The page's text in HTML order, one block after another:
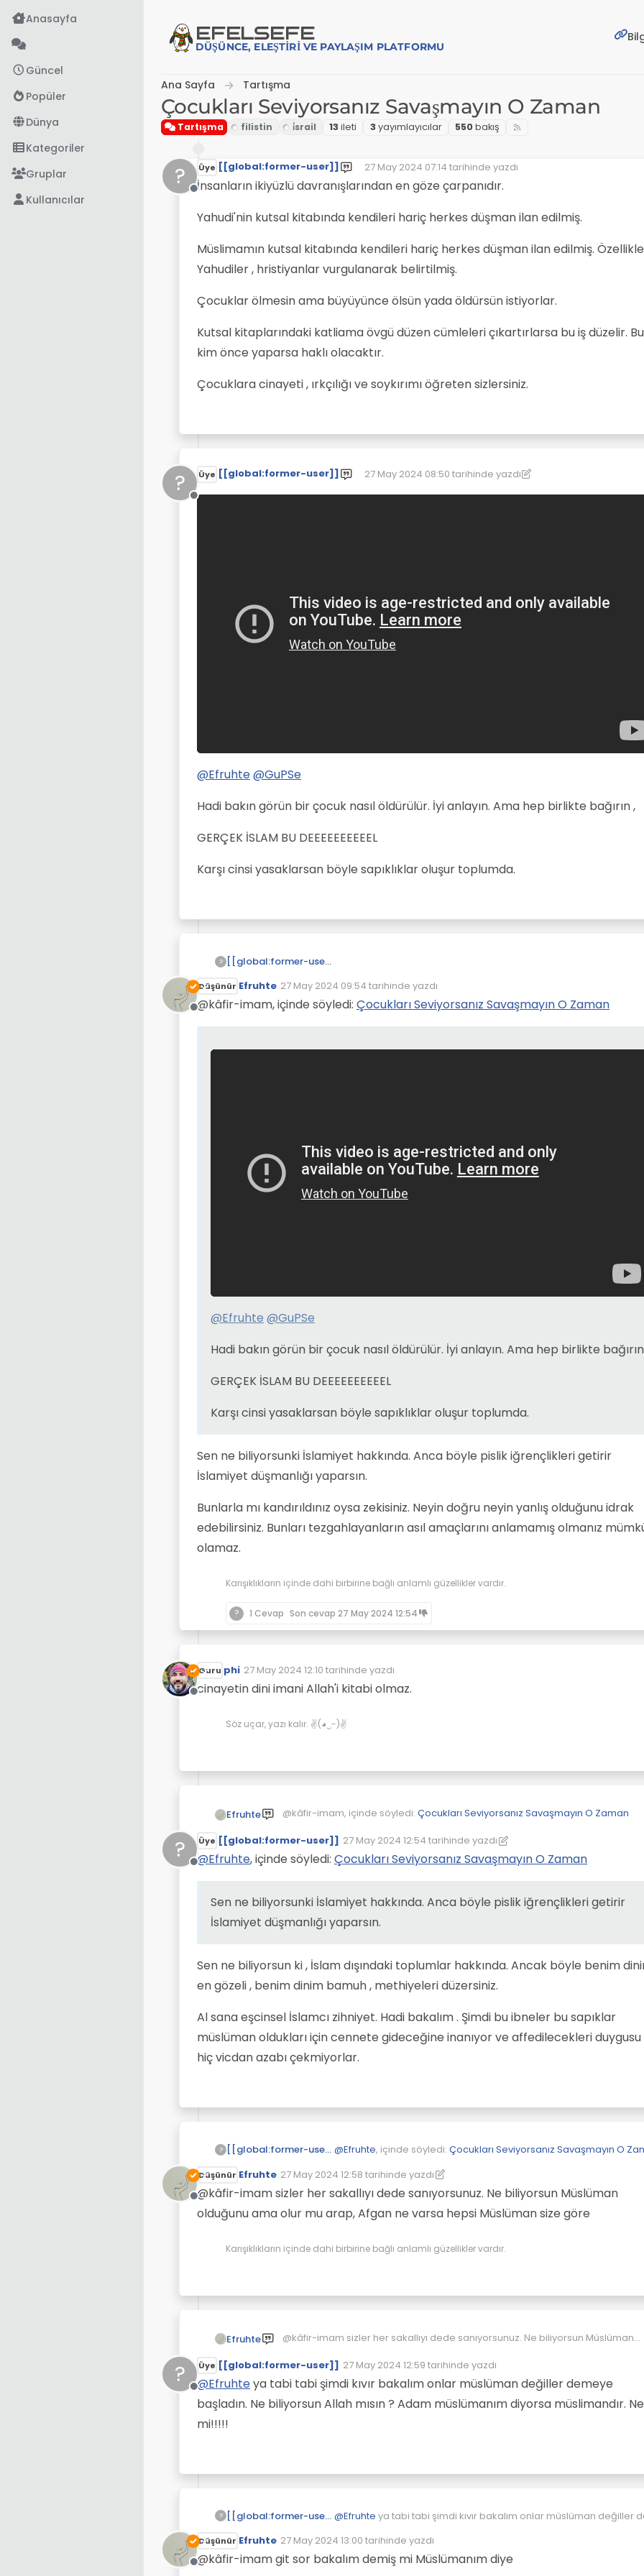
İçeriğe atla
Anasayfa
Güncel
Popüler
Dünya
Kategoriler
Gruplar
Kullanıcılar
EFELSEFE
DÜŞÜNCE, ELEŞTIRI VE PAYLAŞIM PLATFORMU
Ana Sayfa Tartışma
Çocukları Seviyorsanız Savaşmayın O Zaman
Tartışma 13i̇leti 3 yayımlayıcılar 550bakış
?
Çevrimdışı
Üye [[global:former-user]] 27 May 2024 07:14 tarihinde yazdı
Son düzenleyen:
İnsanların ikiyüzlü davranışlarından en göze çarpanıdır.
Yahudi'nin kutsal kitabında kendileri hariç herkes düşman ilan edilmiş.
Müslimamın kutsal kitabında kendileri hariç herkes düşman ilan edilmiş.
Yahudiler , hristiyanlar vurgulanarak belirtilmiş.
Çocuklar ölmesin ama büyüyünce ölsün yada öldürsün istiyorlar.
Kutsal kitaplarındaki katliama övgü düzen cümleleri çıkartırlarsa bu iş düzelir.
kim önce yaparsa haklı olacaktır.
Çocuklara cinayeti , ırkçılığı ve soykırımı öğreten sizlersiniz.
?
Çevrimdışı
Üye [[global:former-user]] 27 May 2024 08:50 tarihinde yazdı
Son düzenleyen: [[global:former-user]]
@Efruhte@GuPSe
Hadi bakın görün bir çocuk nasıl öldürülür. İyi anlayın. Ama hep birlikte bağırın ,
GERÇEK İSLAM BU DEEEEEEEEEEL
Karşı cinsi yasaklarsan böyle sapıklıklar oluşur toplumda.
? [[global:former-user]]
Çevrimdışı
Düşünür Efruhte 27 May 2024 09:54 tarihinde yazdı
Son düzenleyen:
@kâfir-imam, içinde söyledi: Çocukları Seviyorsanız Savaşmayın O Zaman
@Efruhte @GuPSe
Hadi bakın görün bir çocuk nasıl öldürülür. İyi anlayın. Ama hep birlikte
GERÇEK İSLAM BU DEEEEEEEEEEL
Karşı cinsi yasaklarsan böyle sapıklıklar oluşur toplumda.
Sen ne biliyorsunki İslamiyet hakkında. Anca böyle pislik iğrençlikleri getirir
İslamiyet düşmanlığı yaparsın.
Bunlarla mı kandırıldınız oysa zekisiniz. Neyin doğru neyin yanlış olduğunu idrak
edebilirsiniz. Bunları tezgahlayanların asıl amaçlarını anlamamış olmanız
olamaz.
Karışıklıkların içinde dahi birbirine bağlı anlamlı güzellikler vardır.
? 1 Cevap Son cevap 27 May 2024 12:54
Çevrimdışı
Guru phi 27 May 2024 12:10 tarihinde yazdı
Son düzenleyen:
cinayetin dini imani Allah'i kitabi olmaz.
Söz uçar, yazı kalır. ✌(◕‿-)✌
Efruhte @kâfir-imam, içinde söyledi: Çocukları Seviyorsanız Savaşmayın O Zaman
Hadi bakın görün bir çocuk nasıl öldürülür. İyi anlayın. Ama hep birlikte
Karşı cinsi yasaklarsan böyle sapıklıklar oluşur toplumda.
Sen ne biliyorsunki İslamiyet hakkında. Anca böyle pislik iğrençlikleri getirir
edebilirsiniz. Bunları tezgahlayanların asıl amaçlarını anlamamış olmanız mümkün
?
Çevrimdışı
Üye [[global:former-user]] 27 May 2024 12:54 tarihinde yazdı
Son düzenleyen: [[global:former-user]]
@Efruhte, içinde söyledi: Çocukları Seviyorsanız Savaşmayın O Zaman
Sen ne biliyorsunki İslamiyet hakkında. Anca böyle pislik iğrençlikleri getirir
İslamiyet düşmanlığı yaparsın.
Sen ne biliyorsun ki , İslam dışındaki toplumlar hakkında. Ancak böyle benim
en gözeli , benim dinim bamuh , methiyeleri düzersiniz.
Al sana eşcinsel İslamcı zihniyet. Hadi bakalım . Şimdi bu ibneler bu sapıklar
müslüman oldukları için cennete gideceğine inanıyor ve affedilecekleri duygusu
hiç vicdan azabı çekmiyorlar.
? [[global:former-user]] @Efruhte, içinde söyledi: Çocukları Seviyorsanız Savaşmayın O
Sen ne biliyorsunki İslamiyet hakkında. Anca böyle pislik
getirir İslamiyet düşmanlığı yaparsın.
Sen ne biliyorsun ki , İslam dışındaki toplumlar hakkında. Ancak
sapıklar müslüman oldukları için cennete gideceğine inanıyor ve
Çevrimdışı
Düşünür Efruhte 27 May 2024 12:58 tarihinde yazdı
Son düzenleyen: Efruhte
@kâfir-imam sizler her sakallıyı dede sanıyorsunuz. Ne biliyorsun Müslüman
olduğunu ama olur mu arap, Afgan ne varsa hepsi Müslüman size göre
Karışıklıkların içinde dahi birbirine bağlı anlamlı güzellikler vardır.
Efruhte
@kâfir-imam sizler her sakallıyı dede sanıyorsunuz. Ne biliyorsun Müslüman
?
Çevrimdışı
Üye [[global:former-user]] 27 May 2024 12:59 tarihinde yazdı
Son düzenleyen:
@Efruhteya tabi tabi şimdi kıvır bakalım onlar müslüman değiller demeye
başladın. Ne biliyorsun Allah mısın ? Adam müslümanım diyorsa müslimandır.
mi!!!!!
? [[global:former-user]] @Efruhte ya tabi tabi şimdi kıvır bakalım onlar müslüman değiller
müslimandır. Net mi!!!!!
Çevrimdışı
Düşünür Efruhte 27 May 2024 13:00 tarihinde yazdı
Son düzenleyen:
@kâfir-imam git sor bakalım demiş mi Müslümanım diye